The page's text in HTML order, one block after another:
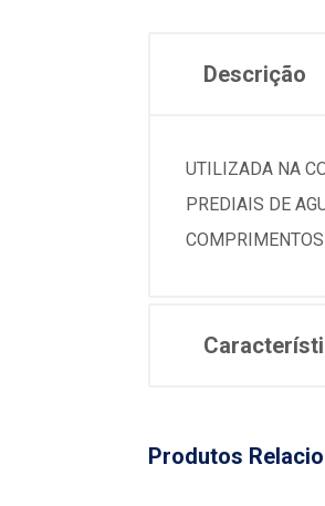
Descrição
UTILIZADA NA
PREDIAIS DE
Produtos